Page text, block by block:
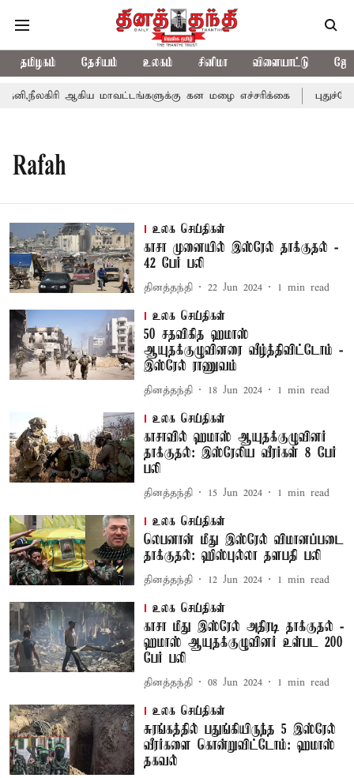
தமிழகம் தேசியம் உலகம் சினிமா விளையாட்டு
ஆகிய மாவட்டங்களுக்கு கன மழை எச்சரிக்கை
Rafah
உலக செய்திகள்
காசா முனையில் இஸ்ரேல் தாக்குதல் -
42 பேர் பலி
தினத்தந்தி 22 Jun 2024 1 min read
உலக செய்திகள்
50 சதவிகித ஹமாஸ்
ஆயுதக்குழுவினரை வீழ்த்திவிட்டோம் -
இஸ்ரேல் ராணுவம்
தினத்தந்தி 18 Jun 2024 1 min read
உலக செய்திகள்
காசாவில் ஹமாஸ் ஆயுதக்குழுவினர்
தாக்குதல்: இஸ்ரேலிய வீரர்கள் 8 பேர்
பலி
தினத்தந்தி 15 Jun 2024 1 min read
உலக செய்திகள்
லெபனான் மீது இஸ்ரேல் விமானப்படை
தாக்குதல்: ஹிஸ்புல்லா தளபதி பலி
தினத்தந்தி 12 Jun 2024 1 min read
உலக செய்திகள்
காசா மீது இஸ்ரேல் அதிரடி தாக்குதல் -
ஹமாஸ் ஆயுதக்குழுவினர் உள்பட 200
பேர் பலி
தினத்தந்தி 08 Jun 2024 1 min read
உலக செய்திகள்
சுரங்கத்தில் பதுங்கியிருந்த 5 இஸ்ரேல்
வீரர்களை கொன்றுவிட்டோம்: ஹமாஸ்
தகவல்